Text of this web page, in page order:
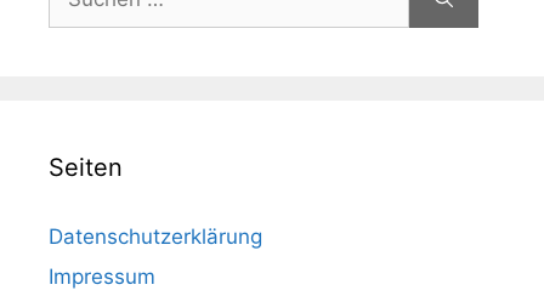
nach:
Seiten
Datenschutzerklärung
Impressum